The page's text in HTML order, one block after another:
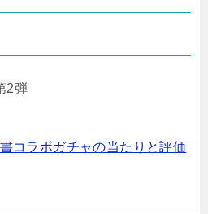
2弾
コラボガチャの当たりと評価